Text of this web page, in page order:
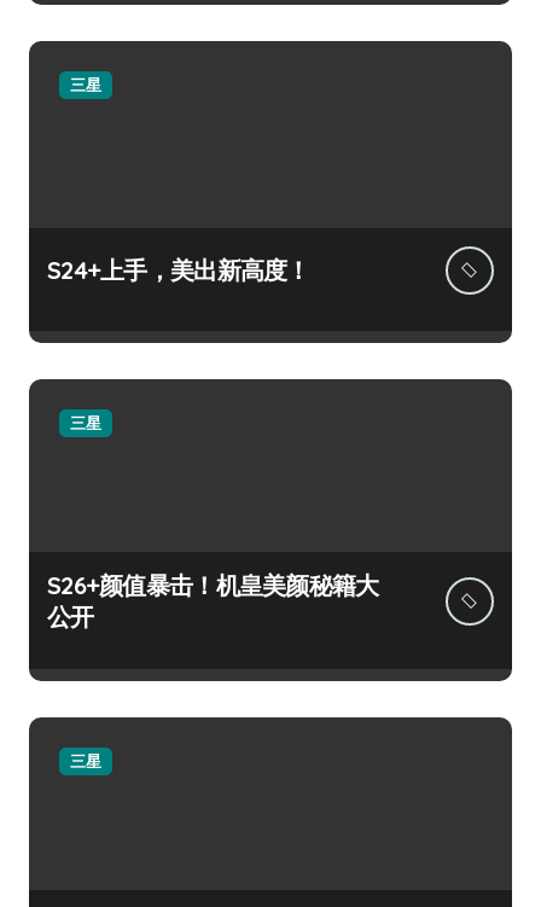
三星
S24+上手，美出新高度！
三星
S26+颜值暴击！机皇美颜秘籍大
公开
三星